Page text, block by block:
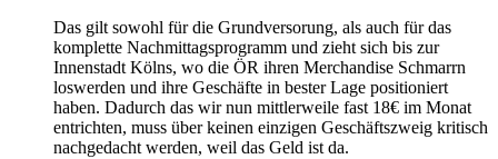
Das gilt sowohl für die Grundversorung, als auch für das
komplette Nachmittagsprogramm und zieht sich bis zur
Innenstadt Kölns, wo die ÖR ihren Merchandise Schmarrn
loswerden und ihre Geschäfte in bester Lage positioniert
haben. Dadurch das wir nun mittlerweile fast 18€ im Monat
entrichten, muss über keinen einzigen Geschäftszweig kritisch
nachgedacht werden, weil das Geld ist da.